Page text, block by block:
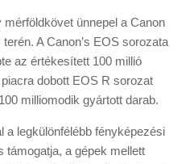
ünnepel a Canon
A Canon’s EOS sorozata
az értékesített 100 millió
dobott EOS R sorozat
milliomodik gyártott darab.
a legkülönfélébb fényképezési
támogatja, a gépek mellett